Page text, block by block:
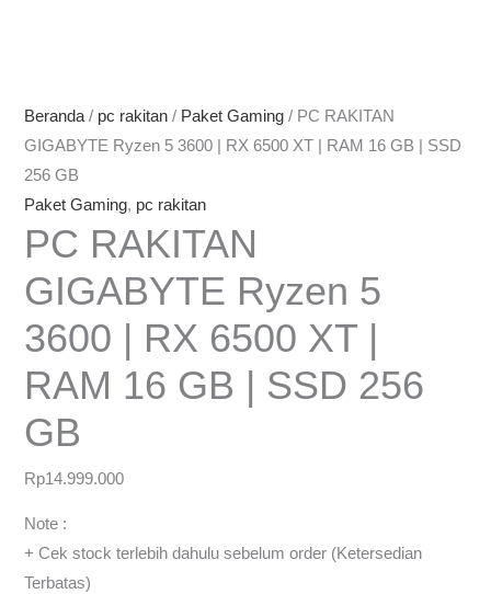
Beranda/ pc rakitan / Paket Gaming / PC RAKITAN
GIGABYTE Ryzen 5 3600 | RX 6500 XT | RAM 16 GB | SSD
256 GB
Paket Gaming, pc rakitan
PC RAKITAN
GIGABYTE Ryzen 5
3600 | RX 6500 XT |
RAM 16 GB | SSD 256
GB
Rp14.999.000
Note :
+ Cek stock terlebih dahulu sebelum order (Ketersedian
Terbatas)